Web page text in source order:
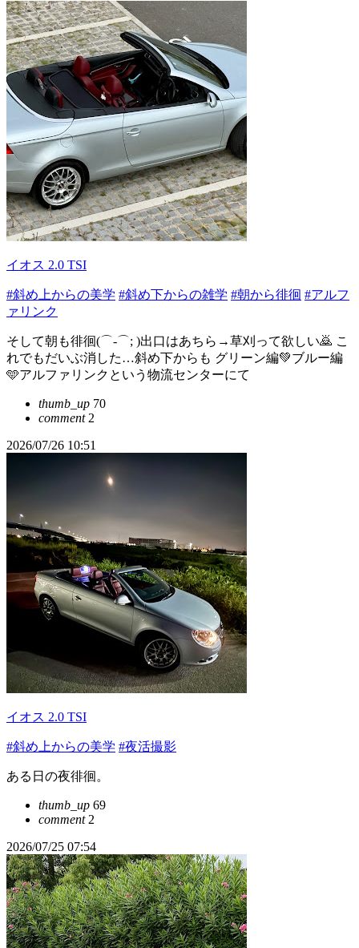
イオス 2.0 TSI
#斜め上からの美学 #斜め下からの雑学 #朝から徘徊 #アルフ
ァリンク
そして朝も徘徊(⌒-⌒; )出口はあちら→草刈って欲しい🙇 こ
れでもだいぶ消した…斜め下からも グリーン編💚ブルー編
🩵アルファリンクという物流センターにて
thumb_up 70
comment2
2026/07/26 10:51
イオス 2.0 TSI
#斜め上からの美学 #夜活撮影
ある日の夜徘徊。
thumb_up 69
comment2
2026/07/25 07:54